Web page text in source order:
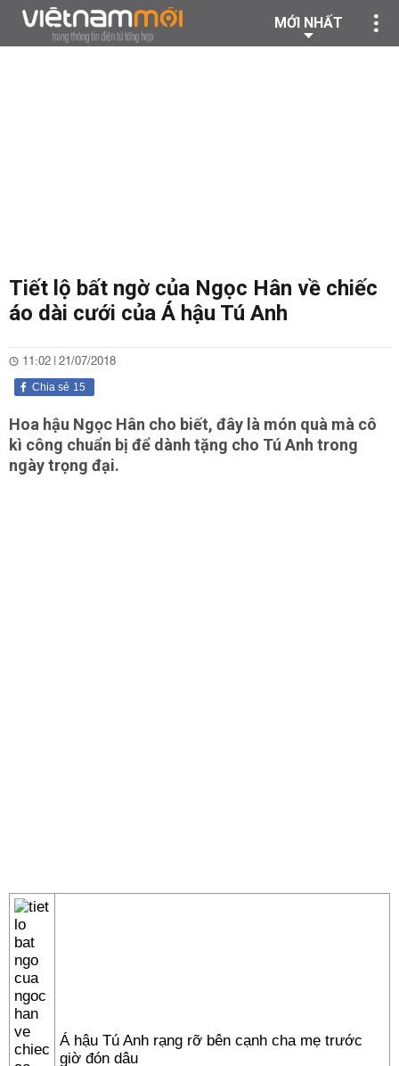
MỚI NHẤT
Tiết lộ bất ngờ của Ngọc Hân về chiếc
áo dài cưới của Á hậu Tú Anh
11:02 | 21/07/2018
15
Chia sẻ
Hoa hậu Ngọc Hân cho biết, đây là món quà mà cô
kì công chuẩn bị để dành tặng cho Tú Anh trong
ngày trọng đại.
Á hậu Tú Anh rạng rỡ bên cạnh cha mẹ trước
giờ đón dâu